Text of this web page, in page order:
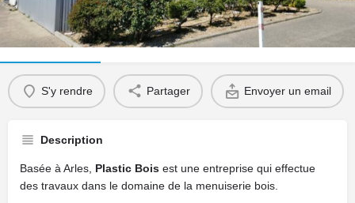
Informations Évènements 0
S'y rendre Partager Envoyer un email
Description
Basée à Arles, Plastic Bois est une entreprise qui effectue
des travaux dans le domaine de la menuiserie bois.